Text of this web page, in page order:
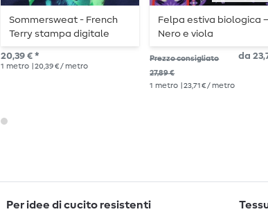
Sommersweat - French
Terry stampa digitale
palloni da calcio Navy
spazzolato
20,39 € *
1 metro | 20,39 € / metro
Felpa estiva biologica
Nero e viola
Prezzo consigliato
27,89 €
da
1 metro | 23,71 € / metro
Per idee di cucito resistenti